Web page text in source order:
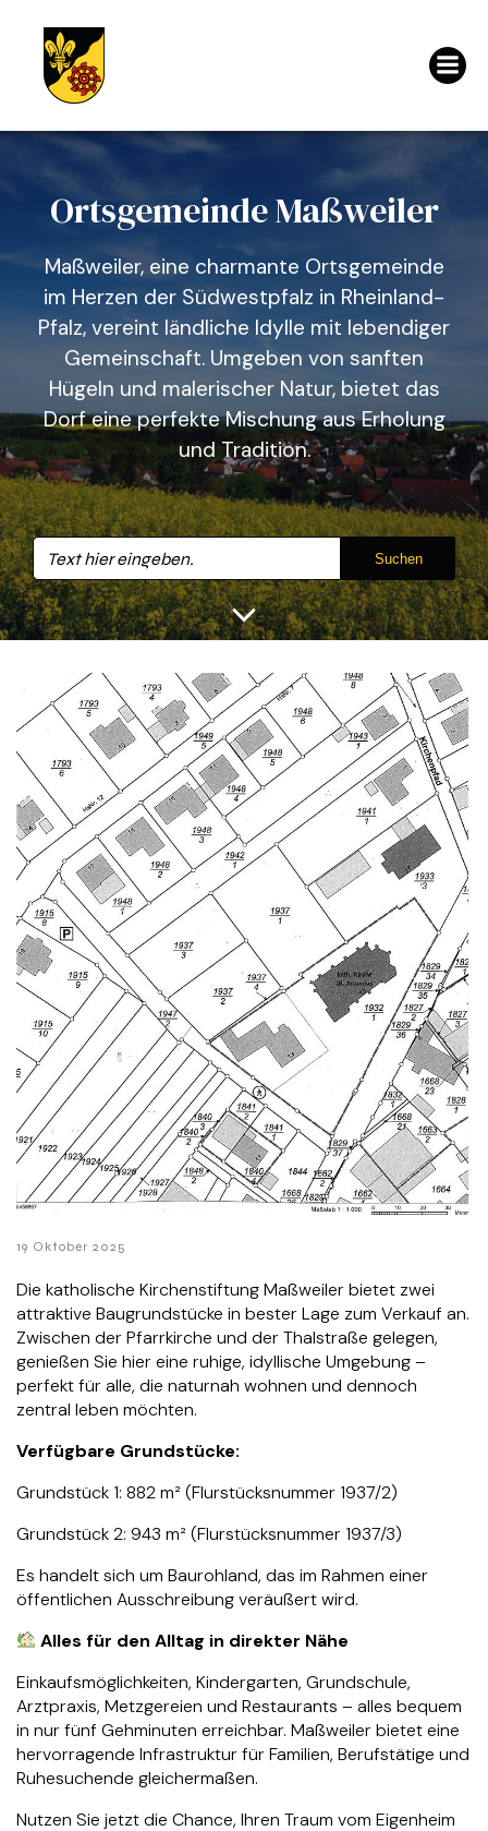
Ortsgemeinde Maßweiler
Maßweiler, eine charmante Ortsgemeinde
im Herzen der Südwestpfalz in Rheinland-
Pfalz, vereint ländliche Idylle mit lebendiger
Gemeinschaft. Umgeben von sanften
Hügeln und malerischer Natur, bietet das
Dorf eine perfekte Mischung aus Erholung
und Tradition.
Suchen
19 Oktober 2025
Die katholische Kirchenstiftung Maßweiler bietet zwei
attraktive Baugrundstücke in bester Lage zum Verkauf an.
Zwischen der Pfarrkirche und der Thalstraße gelegen,
genießen Sie hier eine ruhige, idyllische Umgebung –
perfekt für alle, die naturnah wohnen und dennoch
zentral leben möchten.
Verfügbare Grundstücke:
Grundstück 1: 882 m² (Flurstücksnummer 1937/2)
Grundstück 2: 943 m² (Flurstücksnummer 1937/3)
Es handelt sich um Baurohland, das im Rahmen einer
öffentlichen Ausschreibung veräußert wird.
Alles für den Alltag in direkter Nähe
Einkaufsmöglichkeiten, Kindergarten, Grundschule,
Arztpraxis, Metzgereien und Restaurants – alles bequem
in nur fünf Gehminuten erreichbar. Maßweiler bietet eine
hervorragende Infrastruktur für Familien, Berufstätige und
Ruhesuchende gleichermaßen.
Nutzen Sie jetzt die Chance, Ihren Traum vom Eigenheim